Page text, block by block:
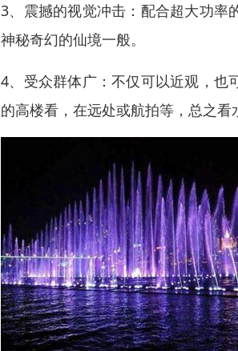
3、震撼的视觉冲击：配合超大功率
神秘奇幻的仙境一般。
4、受众群体广：不仅可以近观，也
的高楼看，在远处或航拍等，总之看